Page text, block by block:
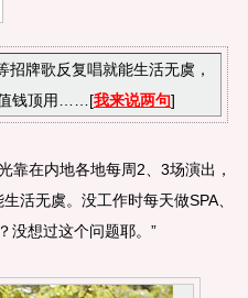
牌歌反复唱就能生活无虞，
值钱顶用……[我来说两句]
靠在内地各地每周2、3场演出，
活无虞。没工作时每天做SPA、
没想过这个问题耶。”